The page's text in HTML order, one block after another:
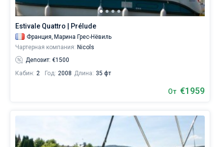
Estivale Quattro | Prélude
Франция, Марина Грес-Нёвиль
Чартерная компания: Nicols
Депозит: €1500
Кабин: 2 Год: 2008 Длина: 35 фт
От €1959